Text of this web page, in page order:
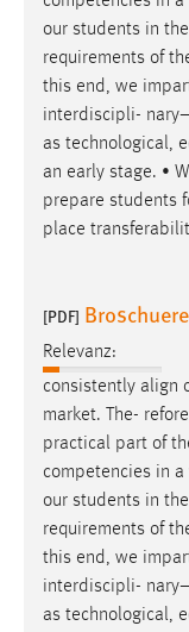
our students in
requirements of
this end, we
interdiscipli-
as technological,
an early stage. •
prepare students
place
[PDF]
Relevanz:
consistently align
market. The-
practical part of
competencies in
our students in
requirements of
this end, we
interdiscipli-
as technological,